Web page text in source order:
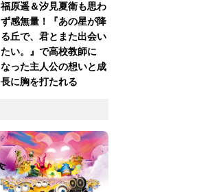
福原遥＆汐見夏衛も思わ
ず感無量！『あの星が降
る丘で、君とまた出会い
たい。』で高校教師に
なった主人公の想いと成
長に胸を打たれる